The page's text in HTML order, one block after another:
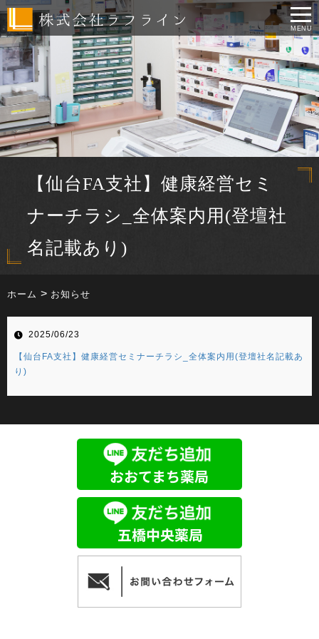
MENU
【仙台FA支社】健康経営セミ
ナーチラシ_全体案内用(登壇社
名記載あり)
ホーム お知らせ
2025/06/23
【仙台FA支社】健康経営セミナーチラシ_全体案内用(登壇社名記載あ
り)